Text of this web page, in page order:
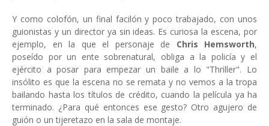
Y como colofón, un final facilón y poco trabajado, con unos
guionistas y un director ya sin ideas. Es curiosa la escena, por
ejemplo, en la que el personaje de Chris Hemsworth,
poseído por un ente sobrenatural, obliga a la policía y el
ejército a posar para empezar un baile a lo "Thriller". Lo
insólito es que la escena no se remata y no vemos a la tropa
bailando hasta los títulos de crédito, cuando la película ya ha
terminado. ¿Para qué entonces ese gesto? Otro agujero de
guión o un tijeretazo en la sala de montaje.